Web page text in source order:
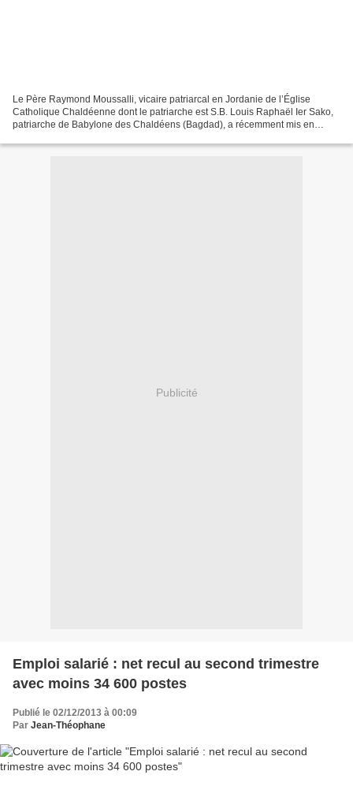
Le Père Raymond Moussalli, vicaire patriarcal en Jordanie de l’Église
Catholique Chaldéenne dont le patriarche est S.B. Louis Raphaël Ier Sako,
patriarche de Babylone des Chaldéens (Bagdad), a récemment mis en
Publicité
Emploi salarié : net recul au second trimestre
avec moins 34 600 postes
Publié le 02/12/2013 à 00:09
Par Jean-Théophane